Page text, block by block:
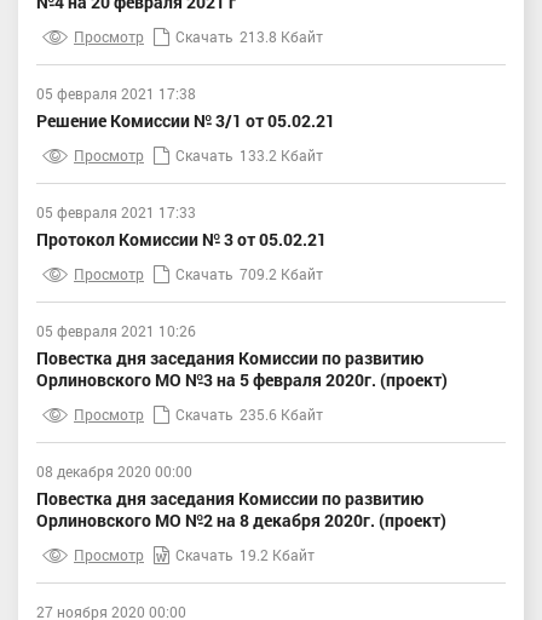
Просмотр Скачать 213.8 Кбайт
05 февраля 2021 17:38
Решение Комиссии № 3/1 от 05.02.21
Просмотр Скачать 133.2 Кбайт
05 февраля 2021 17:33
Протокол Комиссии № 3 от 05.02.21
Просмотр Скачать 709.2 Кбайт
05 февраля 2021 10:26
Повестка дня заседания Комиссии по развитию
Орлиновского МО №3 на 5 февраля 2020г. (проект)
Просмотр Скачать 235.6 Кбайт
08 декабря 2020 00:00
Повестка дня заседания Комиссии по развитию
Орлиновского МО №2 на 8 декабря 2020г. (проект)
Просмотр Скачать 19.2 Кбайт
27 ноября 2020 00:00